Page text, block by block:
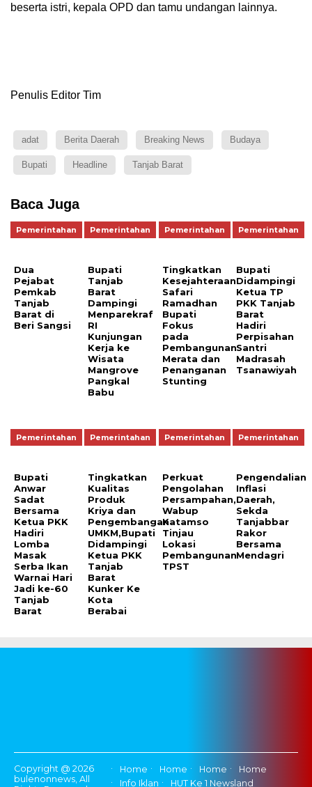
beserta istri, kepala OPD dan tamu undangan lainnya.
Penulis Editor Tim
adat Berita Daerah Breaking News Budaya
Bupati Headline Tanjab Barat
Baca Juga
Pemerintahan
Dua
Pejabat
Pemkab
Tanjab
Barat di
Beri Sangsi
Pemerintahan
Bupati
Tanjab
Barat
Dampingi
Menparekraf
RI
Kunjungan
Kerja ke
Wisata
Mangrove
Pangkal
Babu
Pemerintahan
Tingkatkan
Kesejahteraan
Safari
Ramadhan
Bupati
Fokus
pada
Pembangunan
Merata dan
Penanganan
Stunting
Pemerintahan
Bupati
Didampingi
Ketua TP
PKK Tanjab
Barat
Hadiri
Perpisahan
Santri
Madrasah
Tsanawiyah
Pemerintahan
Bupati
Anwar
Sadat
Bersama
Ketua PKK
Hadiri
Lomba
Masak
Serba Ikan
Warnai Hari
Jadi ke-60
Tanjab
Barat
Pemerintahan
Tingkatkan
Kualitas
Produk
Kriya dan
Pengembangan
UMKM,Bupati
Didampingi
Ketua PKK
Tanjab
Barat
Kunker Ke
Kota
Berabai
Pemerintahan
Perkuat
Pengolahan
Persampahan,
Wabup
Katamso
Tinjau
Lokasi
Pembangunan
TPST
Pemerintahan
Pengendalian
Inflasi
Daerah,
Sekda
Tanjabbar
Rakor
Bersama
Mendagri
Copyright @ 2026
bulenonnews, All
Home Home Home
Home
Info Iklan
HUT Ke 1 Newsland